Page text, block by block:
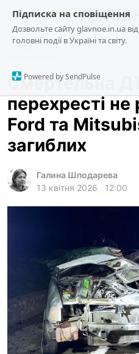
Підписка на сповіщення
Дозвольте сайту glavnoe.in.ua
головні події в Україні та світу.
Powered by SendPulse
новини
про проєкт
ua ru en
Події
Смертельна
перехресті
Ford та
загиблих
Галина Шподарева
13 квітня 2026
12:00